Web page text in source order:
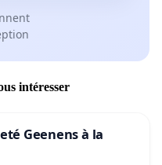
intéresser
Geenens à la